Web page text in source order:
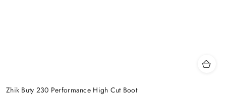
Zhik Buty 230 Performance High Cut Boot